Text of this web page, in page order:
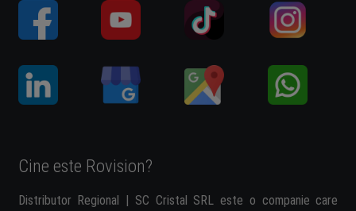
Cine este Rovision?
Distributor Regional | SC Cristal SRL este o companie care